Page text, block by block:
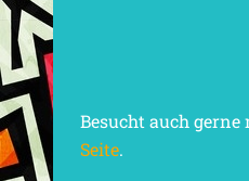
Besucht auch gerne
Seite.